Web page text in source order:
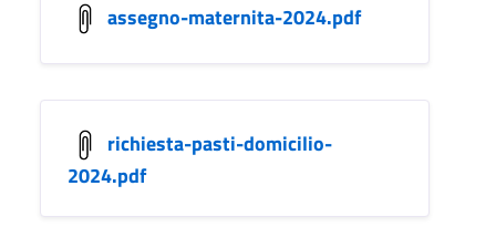
assegno-maternita-2024.pdf
richiesta-pasti-domicilio-
2024.pdf